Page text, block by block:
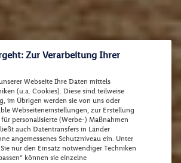
Zur Verarbeitung Ihrer
Webseite Ihre Daten mittels
(u.a. Cookies). Diese sind teilweise
im Übrigen werden sie von uns oder
Webseiteneinstellungen, zur Erstellung
personalisierte (Werbe-) Maßnahmen
auch Datentransfers in Länder
angemessenes Schutzniveau ein. Unter
nur den Einsatz notwendiger Techniken
können sie einzelne